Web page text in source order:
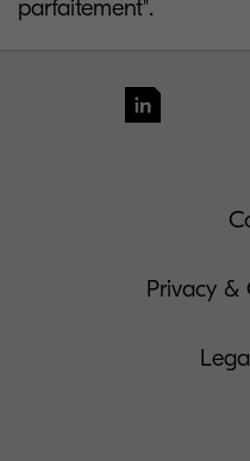
parfaitement".
Privacy &